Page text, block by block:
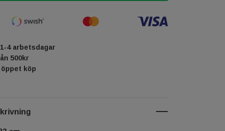
4 arbetsdagar
500kr
köp